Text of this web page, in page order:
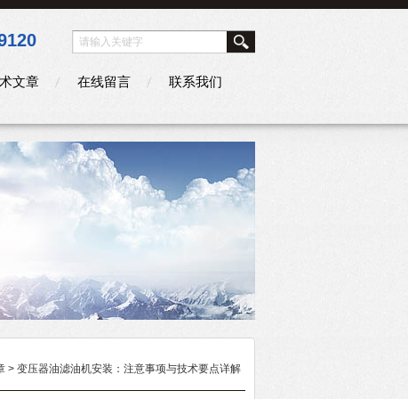
文章 在线留言 联系我们
> 变压器油滤油机安装：注意事项与技术要点详解